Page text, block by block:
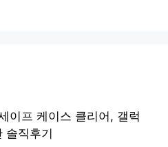
이프 케이스 클리어, 갤럭
솔직후기